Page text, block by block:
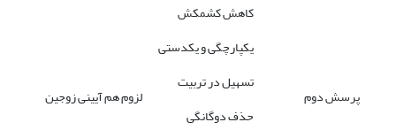
پرسش دوم لزوم هم آیینی زوجین
کاهش کشمکش
یکپارچگی و یکدستی
تسهیل در تربیت
حذف دوگانگی